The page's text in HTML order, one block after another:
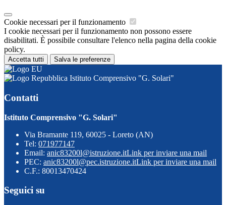
Cookie necessari per il funzionamento
I cookie necessari per il funzionamento non possono essere
disabilitati. È possibile consultare l'elenco nella pagina della cookie
policy.
Accetta tutti Salva le preferenze
Istituto Comprensivo "G. Solari"
Contatti
Istituto Comprensivo "G. Solari"
Via Bramante 119, 60025 - Loreto (AN)
Tel: 071977147
Email: anic83200l@istruzione.itLink per inviare una mail
PEC: anic83200l@pec.istruzione.itLink per inviare una mail
C.F.: 80013470424
Seguici su